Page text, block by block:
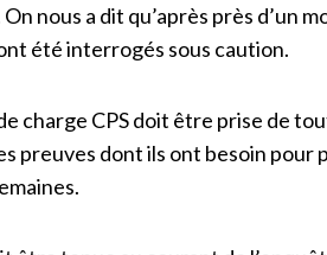
nous a dit qu’après près d’un
été interrogés sous caution.
charge CPS doit être prise de
preuves dont ils ont besoin